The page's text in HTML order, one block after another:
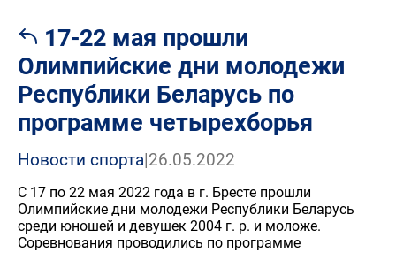
17-22 мая прошли
Олимпийские дни молодежи
Республики Беларусь по
программе четырехборья
Новости спорта|26.05.2022
С 17 по 22 мая 2022 года в г. Бресте прошли
Олимпийские дни молодежи Республики Беларусь
среди юношей и девушек 2004 г. р. и моложе.
Соревнования проводились по программе